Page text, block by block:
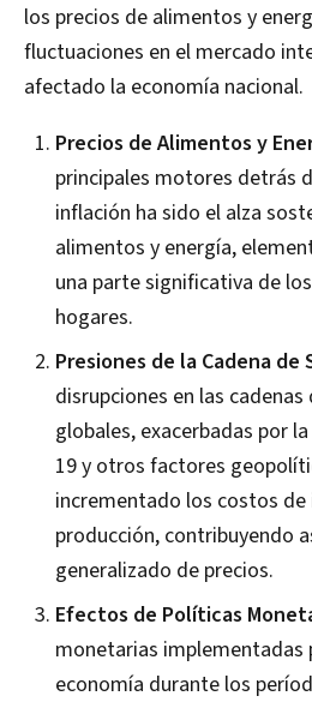
los precios de alimentos y
fluctuaciones en el mercado
afectado la economía nacional.
Precios de Alimentos y
principales motores detrás
inflación ha sido el alza
alimentos y energía,
una parte significativa de
hogares.
Presiones de la Cadena de
disrupciones en las
globales, exacerbadas por
19 y otros factores
incrementado los costos
producción, contribuyendo
generalizado de precios.
Efectos de Políticas
monetarias implementadas
economía durante los